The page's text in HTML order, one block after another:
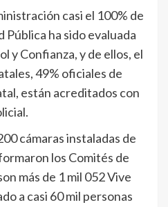
casi el 100% de
Pública ha sido evaluada
y Confianza, y de ellos, el
49% oficiales de
están acreditados con
cámaras instaladas de
los Comités de
más de 1 mil 052 Vive
a casi 60 mil personas